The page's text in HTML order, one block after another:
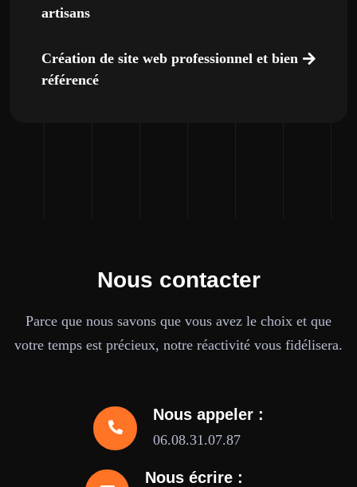
artisans
Création de site web professionnel et bien
référencé
Nous contacter
Parce que nous savons que vous avez le choix et que
votre temps est précieux, notre réactivité vous fidélisera.
Nous appeler :
06.08.31.07.87
Nous écrire :